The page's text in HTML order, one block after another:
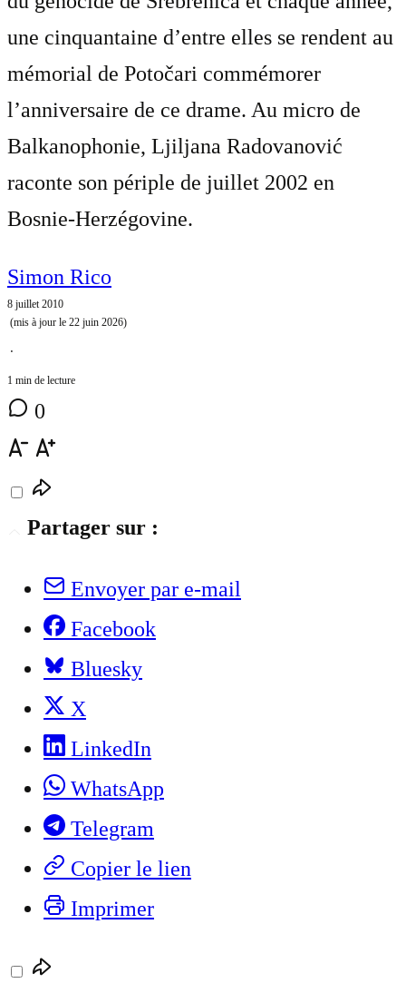
une cinquantaine d’entre elles se rendent au
mémorial de Potočari commémorer
l’anniversaire de ce drame. Au micro de
Balkanophonie, Ljiljana Radovanović
raconte son périple de juillet 2002 en
Bosnie-Herzégovine.
Simon Rico
8 juillet 2010
(mis à jour le 22 juin 2026)
⋅
1 min de lecture
0
Partager sur :
Envoyer par e-mail
Facebook
Bluesky
X
LinkedIn
WhatsApp
Telegram
Copier le lien
Imprimer